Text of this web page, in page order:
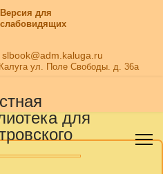
Версия для
слабовидящих
slbook@adm.kaluga.ru
ул. Поле Свободы. д. 36а